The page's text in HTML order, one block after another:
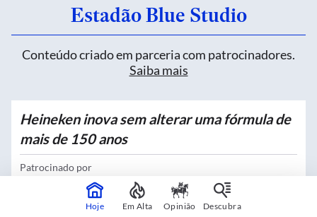
Estadão Blue Studio
Conteúdo criado em parceria com patrocinadores.
Saiba mais
Heineken inova sem alterar uma fórmula de
mais de 150 anos
Patrocinado por
Hoje Em Alta Opinião Descubra